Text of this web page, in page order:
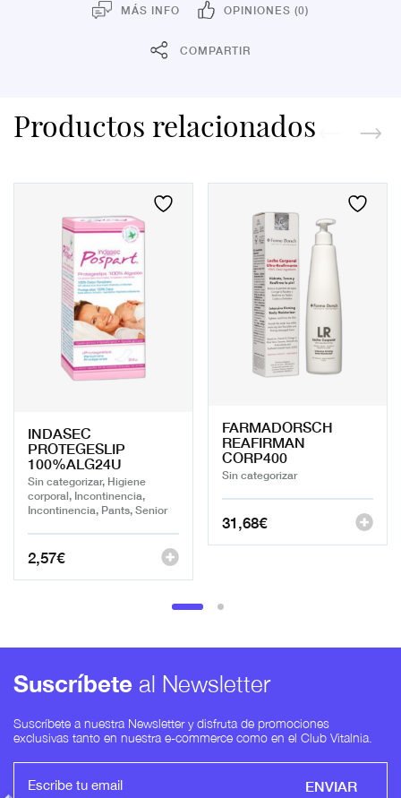
MÁS INFO OPINIONES (0)
COMPARTIR
Productos relacionados
INDASEC
PROTEGESLIP
100%ALG24U
Sin categorizar, Higiene
corporal, Incontinencia,
Incontinencia, Pants, Senior
2,57€
FARMADORSCH
REAFIRMAN
CORP400
Sin categorizar
31,68€
Suscríbete al Newsletter
Suscríbete a nuestra Newsletter y disfruta de promociones
exclusivas tanto en nuestra e-commerce como en el Club Vitalnia.
ENVIAR